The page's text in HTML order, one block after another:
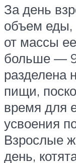
За день
объем еды,
от массы
больше —
разделена
пищи,
время для
усвоения
Взрослые
день,